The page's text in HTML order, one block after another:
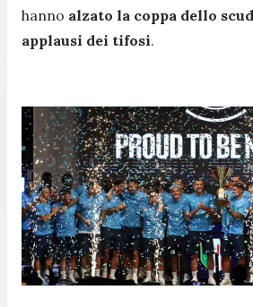
hanno alzato la coppa dello
applausi dei tifosi.